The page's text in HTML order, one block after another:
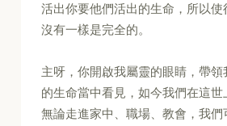
活出你要他們活出的生命，所以
沒有一樣是完全的。
主呀，你開啟我屬靈的眼睛，帶
的生命當中看見，如今我們在這世
無論走進家中、職場、教會，我們